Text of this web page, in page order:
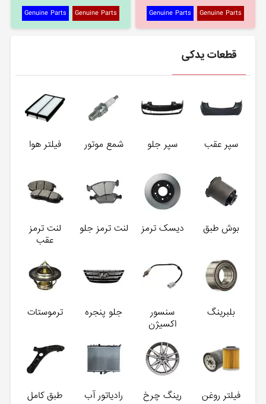
Genuine Parts
Genuine Parts
Genuine Parts
Genuine Parts
قطعات یدکی
سپر عقب سپر جلو شمع موتور فیلتر هوا
بوش طبق دیسک ترمز لنت ترمز جلو
لنت ترمز
عقب
بلبرینگ
سنسور
اکسیژن
جلو پنجره ترموستات
فیلتر روغن رینگ چرخ رادیاتور آب طبق کامل